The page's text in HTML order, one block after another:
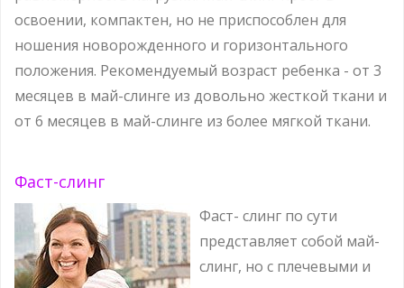
освоении, компактен, но не приспособлен для
ношения новорожденного и горизонтального
положения. Рекомендуемый возраст ребенка - от 3
месяцев в май-слинге из довольно жесткой ткани и
от 6 месяцев в май-слинге из более мягкой ткани.
Фаст-слинг
Фаст- слинг по сути
представляет собой май-
слинг, но с плечевыми и